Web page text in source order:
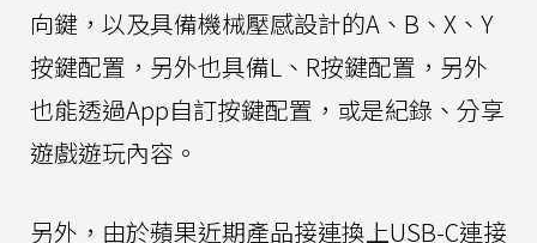
向鍵，以及具備機械壓感設計的A、B、X、Y
按鍵配置，另外也具備L、R按鍵配置，另外
也能透過App自訂按鍵配置，或是紀錄、分享
遊戲遊玩內容。
另外，由於蘋果近期產品接連換上USB-C連接